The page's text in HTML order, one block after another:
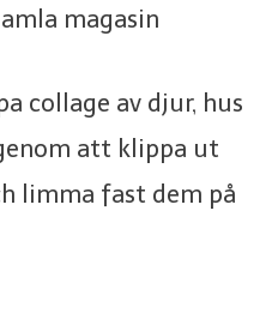
magasin
collage av djur, hus
att klippa ut
limma fast dem på